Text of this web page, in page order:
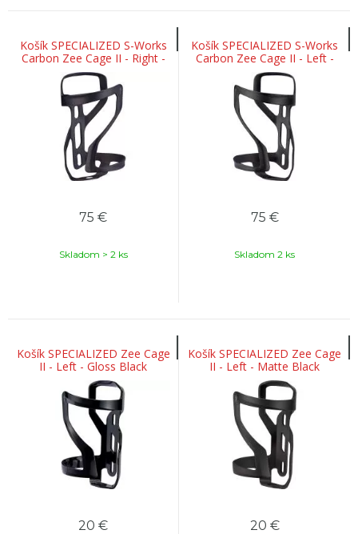
Košík SPECIALIZED S-Works
Carbon Zee Cage II - Right -
Matte Carbon
75 €
Skladom > 2 ks
Košík SPECIALIZED S-Works
Carbon Zee Cage II - Left -
Matte Carbon
75 €
Skladom 2 ks
Košík SPECIALIZED Zee Cage
II - Left - Gloss Black
20 €
Košík SPECIALIZED Zee Cage
II - Left - Matte Black
20 €